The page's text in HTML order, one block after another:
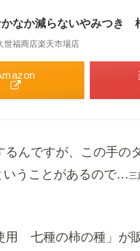
かなか減らないやみつき
世福商店楽天市場店
るんですが、この手
うことがあるので…三
用 七種の柿の種」が